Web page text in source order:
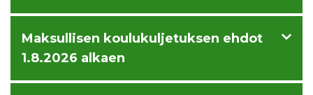
Maksullisen koulukuljetuksen ehdot
1.8.2026 alkaen